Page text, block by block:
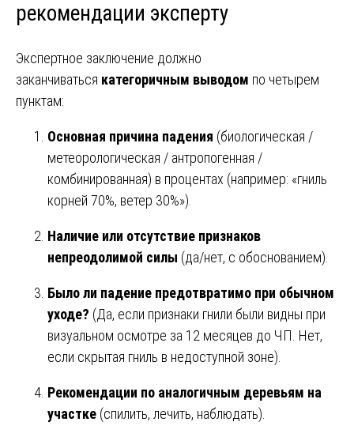
рекомендации эксперту
Экспертное заключение должно
заканчиваться категоричным выводом по четырем
пунктам:
Основная причина падения (биологическая /
метеорологическая / антропогенная /
комбинированная) в процентах (например: «гниль
корней 70%, ветер 30%»).
Наличие или отсутствие признаков
непреодолимой силы (да/нет, с обоснованием).
Было ли падение предотвратимо при обычном
уходе? (Да, если признаки гнили были видны при
визуальном осмотре за 12 месяцев до ЧП. Нет,
если скрытая гниль в недоступной зоне).
Рекомендации по аналогичным деревьям на
участке (спилить, лечить, наблюдать).